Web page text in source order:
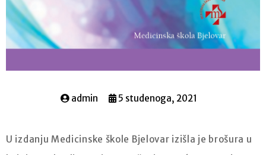
admin 5 studenoga, 2021
U izdanju Medicinske škole Bjelovar izišla je brošura u